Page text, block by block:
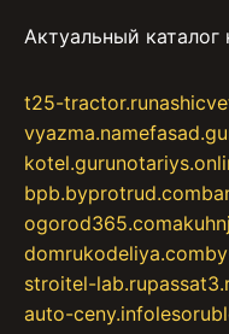
Актуальный
t25-tractor.ru
vyazma.name
kotel.guru
bpb.byprotrud.com
ogorod365.com
domrukodeliya.com
stroitel-lab.ru
auto-ceny.info